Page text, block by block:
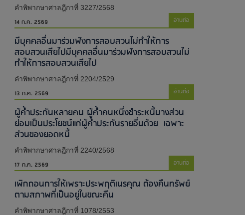
คำพิพากษาศาลฎีกาที่ 3227/2568
14 ก.ค. 2569 อ่านต่อ
มีบุคคลอื่นมาร่วมฟังการสอบสวนไม่ทำให้การ
สอบสวนเสียไป​มีบุคคลอื่นมาร่วมฟังการสอบสวนไม่
ทำให้การสอบสวนเสียไป​
คำพิพากษาศาลฎีกาที่ 2204/2529
13 ก.ค. 2569 อ่านต่อ
ผู้ค้ำประกันหลายคน ผู้ค้ำคนหนึ่งชำระหนี้บางส่วน
ย่อมเป็นประโยชน์แก่ผู้ค้ำประกันรายอื่นด้วย เฉพาะ
ส่วนของยอดหนี้
คำพิพากษาศาลฎีกาที่ 2240/2568
17 ก.ค. 2569 อ่านต่อ
เพิกถอนการให้เพราะประพฤติเนรคุณ ต้องคืนทรัพย์
ตามสภาพที่เป็นอยู่ในขณะคืน
คำพิพากษาศาลฎีกาที่ 1078/2553